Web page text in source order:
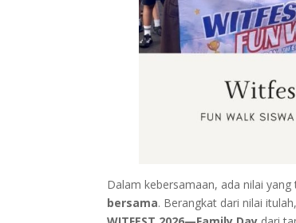
Dalam kebersamaan, ada nilai
bersama. Berangkat dari nilai